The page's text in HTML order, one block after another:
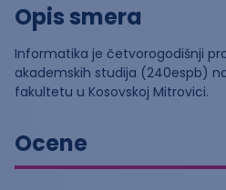
Opis smera
Informatika je četvorogodišnji
akademskih studija (240espb)
fakultetu u Kosovskoj Mitrovici.
Ocene